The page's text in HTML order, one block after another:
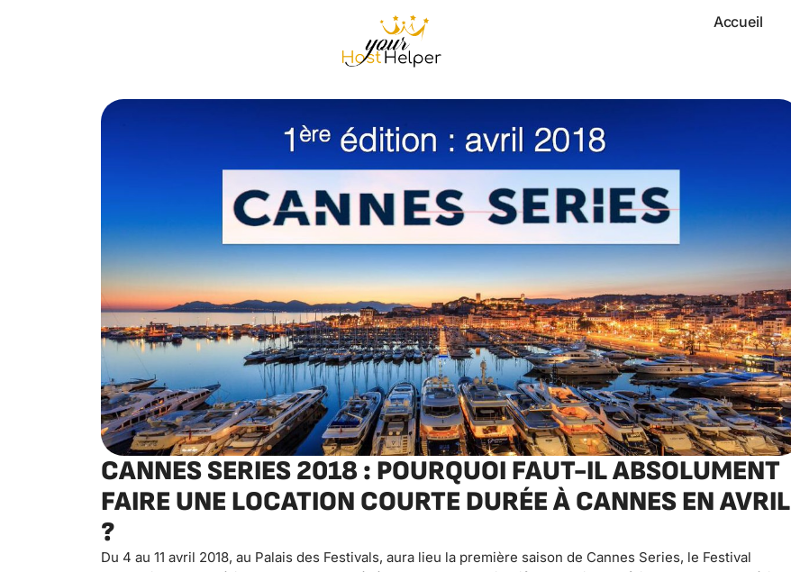
Accueil
CANNES SERIES 2018 : POURQUOI FAUT-IL ABSOLUMENT
FAIRE UNE LOCATION COURTE DURÉE À CANNES EN AVRIL
?
Du 4 au 11 avril 2018, au Palais des Festivals, aura lieu la première saison de Cannes Series, le Festival